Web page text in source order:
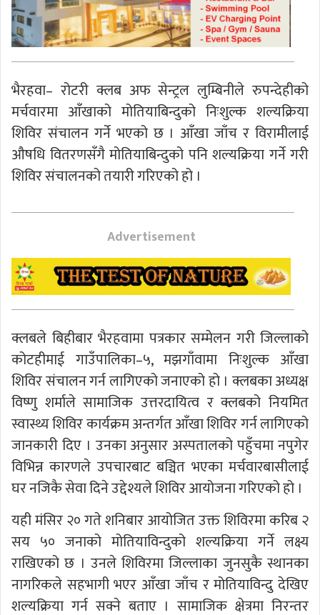
भैरहवा– रोटरी क्लब अफ सेन्ट्रल लुम्बिनीले रुपन्देहीको
मर्चवारमा आँखाको मोतियाबिन्दुको निःशुल्क शल्यक्रिया
शिविर संचालन गर्ने भएको छ । आँखा जाँच र विरामीलाई
औषधि वितरणसँगै मोतियाबिन्दुको पनि शल्यक्रिया गर्ने गरी
शिविर संचालनको तयारी गरिएको हो ।
Advertisement
क्लबले बिहीबार भैरहवामा पत्रकार सम्मेलन गरी जिल्लाको
कोटहीमाई गाउँपालिका–५, मझगाँवामा निःशुल्क आँखा
शिविर संचालन गर्न लागिएको जनाएको हो । क्लबका अध्यक्ष
विष्णु शर्माले सामाजिक उत्तरदायित्व र क्लबको नियमित
स्वास्थ्य शिविर कार्यक्रम अन्तर्गत आँखा शिविर गर्न लागिएको
जानकारी दिए । उनका अनुसार अस्पतालको पहुँचमा नपुगेर
विभिन्न कारणले उपचारबाट बञ्चित भएका मर्चवारबासीलाई
घर नजिकै सेवा दिने उद्देश्यले शिविर आयोजना गरिएको हो ।
यही मंसिर २० गते शनिबार आयोजित उक्त शिविरमा करिब २
सय ५० जनाको मोतियाविन्दुको शल्यक्रिया गर्ने लक्ष्य
राखिएको छ । उनले शिविरमा जिल्लाका जुनसुकै स्थानका
नागरिकले सहभागी भएर आँखा जाँच र मोतियाविन्दु देखिए
शल्यक्रिया गर्न सक्ने बताए । सामाजिक क्षेत्रमा निरन्तर